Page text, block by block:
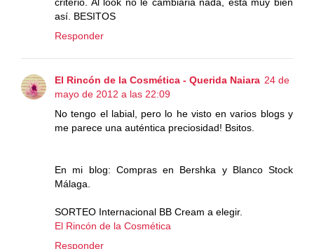
así. BESITOS
Responder
El Rincón de la Cosmética - Querida Naiara 24 de
mayo de 2012 a las 22:09
No tengo el labial, pero lo he visto en varios blogs y
me parece una auténtica preciosidad! Bsitos.
En mi blog: Compras en Bershka y Blanco Stock
Málaga.
SORTEO Internacional BB Cream a elegir.
El Rincón de la Cosmética
Responder